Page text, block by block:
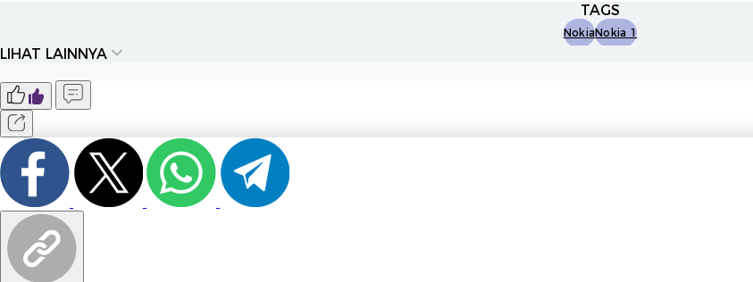
TAGS
NokiaNokia 1
LIHAT LAINNYA